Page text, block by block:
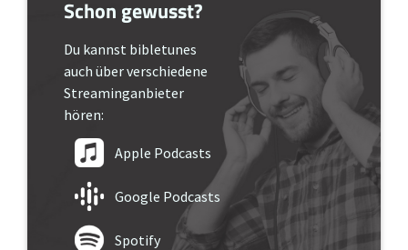
Schon gewusst?
Du kannst bibletunes
auch über verschiedene
Streaminganbieter
hören:
Apple Podcasts
Google Podcasts
Spotify